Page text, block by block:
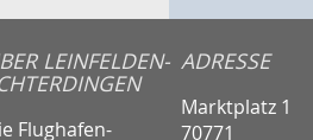
LEINFELDEN-
Flughafen-
ADRESSE
Marktplatz 1
70771